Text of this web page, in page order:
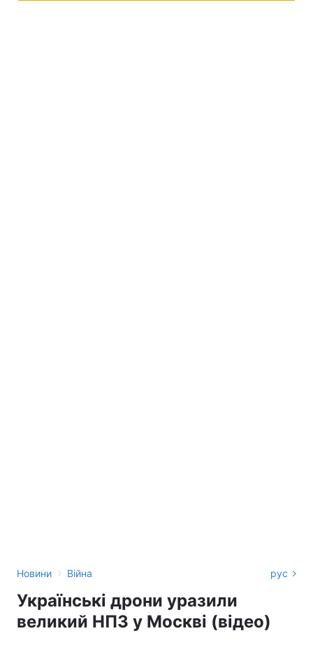
Новини › Війна рус
Українські дрони уразили
великий НПЗ у Москві (відео)